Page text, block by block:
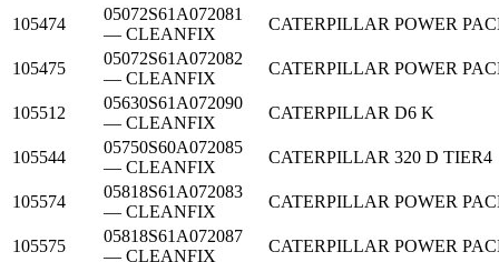
105474
05072S61A072081
— CLEANFIX
CATERPILLAR POWER
105475
05072S61A072082
— CLEANFIX
CATERPILLAR POWER
105512
05630S61A072090
— CLEANFIX
CATERPILLAR D6 K
105544
05750S60A072085
— CLEANFIX
CATERPILLAR 320 D TIER4
105574
05818S61A072083
— CLEANFIX
CATERPILLAR POWER
105575
05818S61A072087
— CLEANFIX
CATERPILLAR POWER